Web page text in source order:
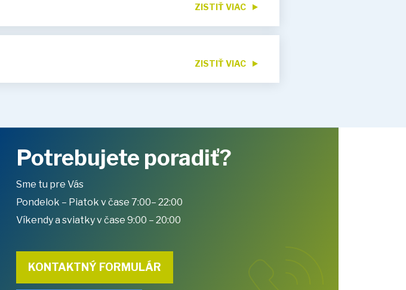
ZISTIŤ VIAC
ZISTIŤ VIAC
Potrebujete poradiť?
Sme tu pre Vás
Pondelok – Piatok v čase 7:00– 22:00
Víkendy a sviatky v čase 9:00 – 20:00
KONTAKTNÝ FORMULÁR